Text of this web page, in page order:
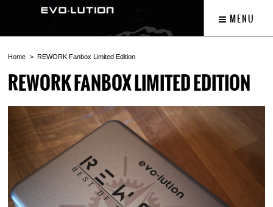
MENU
Home REWORK Fanbox Limited Edition
REWORK FANBOX LIMITED EDITION